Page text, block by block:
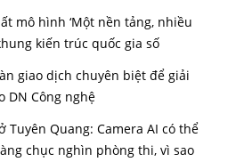
mô hình ‘Một nền tảng, nhiều
kiến trúc quốc gia số
giao dịch chuyên biệt để giải
DN Công nghệ
Tuyên Quang: Camera AI có thể
chục nghìn phòng thi, vì sao